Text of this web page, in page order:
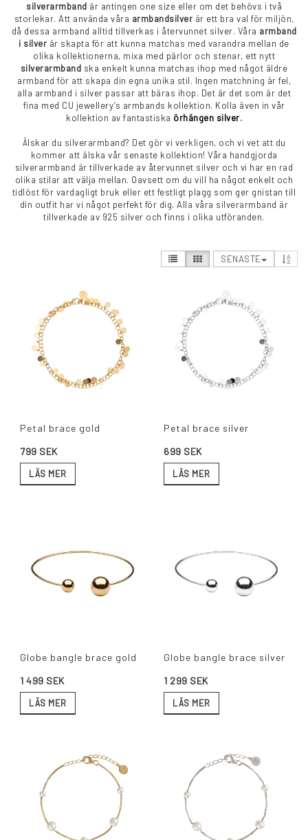
silverarmband är antingen one size eller om det behövs i två
storlekar. Att använda våra armbandsilver är ett bra val för miljön,
då dessa armband alltid tillverkas i återvunnet silver. Våra armband
i silver är skapta för att kunna matchas med varandra mellan de
olika kollektionerna, mixa med pärlor och stenar, ett nytt
silverarmband ska enkelt kunna matchas ihop med något äldre
armband för att skapa din egna unika stil. Ingen matchning är fel,
alla armband i silver passar att bäras ihop. Det är det som är det
fina med CU jewellery’s armbands kollektion. Kolla även in vår
kollektion av fantastiska örhängen silver.
Älskar du silverarmband? Det gör vi verkligen, och vi vet att du
kommer att älska vår senaste kollektion! Våra handgjorda
silverarmband är tillverkade av återvunnet silver och vi har en rad
olika stilar att välja mellan. Oavsett om du vill ha något enkelt och
tidlöst för vardagligt bruk eller ett festligt plagg som ger gnistan till
din outfit har vi något perfekt för dig. Alla våra silverarmband är
tillverkade av 925 silver och finns i olika utföranden.
SENASTE
Petal brace gold
799 SEK
LÄS MER
Petal brace silver
699 SEK
LÄS MER
Globe bangle brace gold
1 499 SEK
LÄS MER
Globe bangle brace silver
1 299 SEK
LÄS MER